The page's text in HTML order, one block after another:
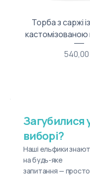
Торба з саржі
Ціна
Загубилися
виборі?
Наші ельфики
на будь-яке
запитання —